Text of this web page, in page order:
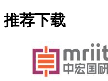
推荐下载